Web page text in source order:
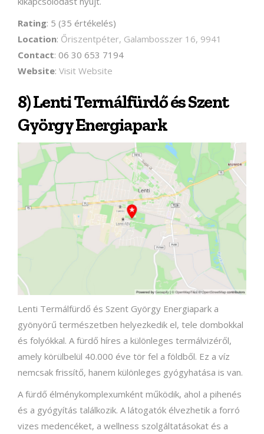
Rating: 5 (35 értékelés)
Location: Őriszentpéter, Galambosszer 16, 9941
Contact: 06 30 653 7194
Website: Visit Website
8) Lenti Termálfürdő és Szent
György Energiapark
Lenti Termálfürdő és Szent György Energiapark a
gyönyörű természetben helyezkedik el, tele dombokkal
és folyókkal. A fürdő híres a különleges termálvizéről,
amely körülbelül 40.000 éve tör fel a földből. Ez a víz
nemcsak frissítő, hanem különleges gyógyhatása is van.
A fürdő élménykomplexumként működik, ahol a pihenés
és a gyógyítás találkozik. A látogatók élvezhetik a forró
vizes medencéket, a wellness szolgáltatásokat és a